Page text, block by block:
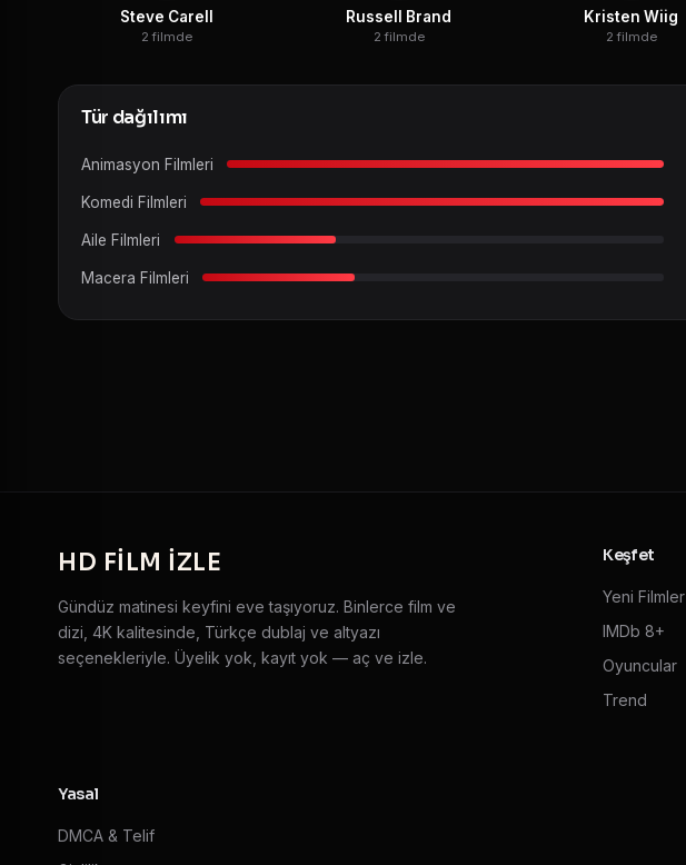
Steve Carell
2 filmde
Russell Brand
2 filmde
Kristen Wiig
2 filmde
Tür dağılımı
Animasyon Filmleri
Komedi Filmleri
Aile Filmleri
Macera Filmleri
HD FILM IZLE
Gündüz matinesi keyfini eve taşıyoruz. Binlerce film ve
dizi, 4K kalitesinde, Türkçe dublaj ve altyazı
seçenekleriyle. Üyelik yok, kayıt yok — aç ve izle.
Keşfet
Yeni Filmler
IMDb 8+
Oyuncular
Trend
Yasal
DMCA & Telif